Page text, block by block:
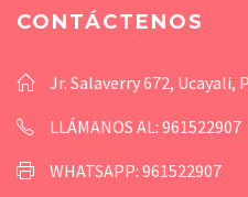
CONTÁCTENOS
Jr. Salaverry 672, Ucayali,
LLÁMANOS AL: 961522907
WHATSAPP: 961522907